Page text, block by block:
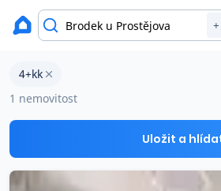
Prodat
Prodej s Reas.cz
Chytrý odhad ceny
okres Prostějov
Byty 4+kk na prodej Brodek u
4+kk
1 nemovitost
Uložit a